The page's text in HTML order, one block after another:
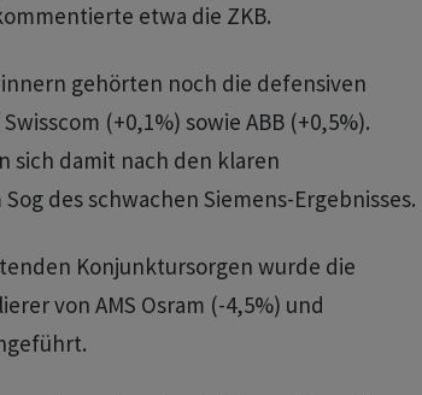
etwa die ZKB.
gehörten noch die defensiven
(+0,1%) sowie ABB (+0,5%).
sich damit nach den klaren
des schwachen Siemens-Ergebnisses.
Konjunktursorgen wurde die
von AMS Osram (-4,5%) und